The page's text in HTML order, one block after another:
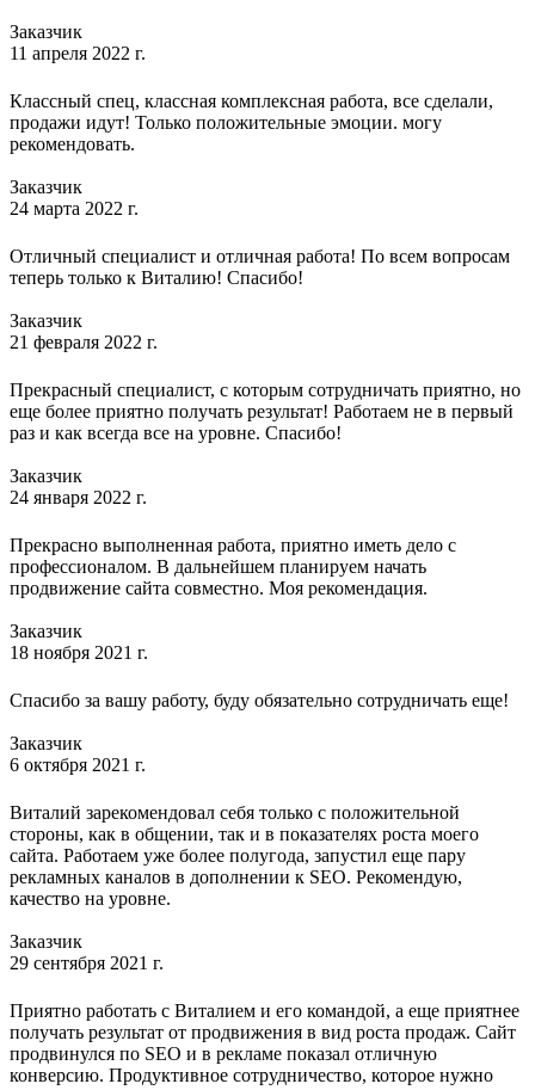
Заказчик
11 апреля 2022 г.
Классный спец, классная комплексная работа, все сделали,
продажи идут! Только положительные эмоции. могу
рекомендовать.
Заказчик
24 марта 2022 г.
Отличный специалист и отличная работа! По всем вопросам
теперь только к Виталию! Спасибо!
Заказчик
21 февраля 2022 г.
Прекрасный специалист, с которым сотрудничать приятно, но
еще более приятно получать результат! Работаем не в первый
раз и как всегда все на уровне. Спасибо!
Заказчик
24 января 2022 г.
Прекрасно выполненная работа, приятно иметь дело с
профессионалом. В дальнейшем планируем начать
продвижение сайта совместно. Моя рекомендация.
Заказчик
18 ноября 2021 г.
Спасибо за вашу работу, буду обязательно сотрудничать еще!
Заказчик
6 октября 2021 г.
Виталий зарекомендовал себя только с положительной
стороны, как в общении, так и в показателях роста моего
сайта. Работаем уже более полугода, запустил еще пару
рекламных каналов в дополнении к SEO. Рекомендую,
качество на уровне.
Заказчик
29 сентября 2021 г.
Приятно работать с Виталием и его командой, а еще приятнее
получать результат от продвижения в вид роста продаж. Сайт
продвинулся по SEO и в рекламе показал отличную
конверсию. Продуктивное сотрудничество, которое нужно